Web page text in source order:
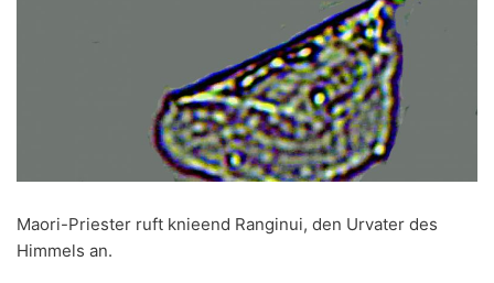
Maori-Priester ruft knieend Ranginui, den Urvater des
Himmels an.